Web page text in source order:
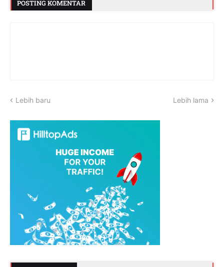
POSTING KOMENTAR
Lebih baru Lebih lama